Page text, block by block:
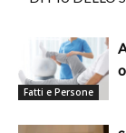
Fatti e Persone